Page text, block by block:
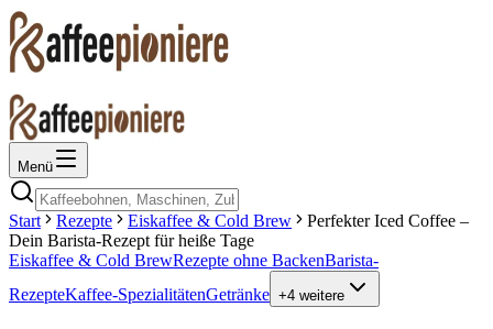
Menü
Start Rezepte Eiskaffee & Cold Brew
Perfekter Iced Coffee –
Dein Barista-Rezept für heiße Tage
Eiskaffee & Cold BrewRezepte ohne BackenBarista-
RezepteKaffee-SpezialitätenGetränke +4 weitere